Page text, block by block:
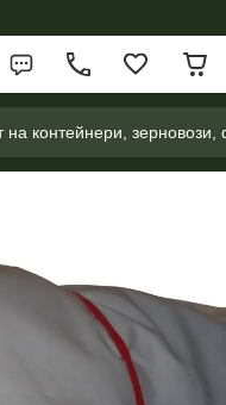
на контейнери, зерновози,